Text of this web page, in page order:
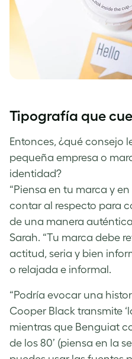
Tipografía que
Entonces, ¿qué consejo
pequeña empresa o
identidad?
“Piensa en tu marca y
contar al respecto para
de una manera
Sarah. “Tu marca debe
actitud, seria y bien
o relajada e informal.
“Podría evocar una
Cooper Black transmite
mientras que Benguiat
de los 80’ (piensa en la